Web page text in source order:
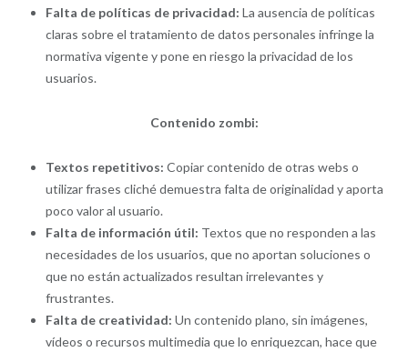
Falta de políticas de privacidad: La ausencia de políticas
claras sobre el tratamiento de datos personales infringe la
normativa vigente y pone en riesgo la privacidad de los
usuarios.
Contenido zombi:
Textos repetitivos: Copiar contenido de otras webs o
utilizar frases cliché demuestra falta de originalidad y aporta
poco valor al usuario.
Falta de información útil: Textos que no responden a las
necesidades de los usuarios, que no aportan soluciones o
que no están actualizados resultan irrelevantes y
frustrantes.
Falta de creatividad: Un contenido plano, sin imágenes,
vídeos o recursos multimedia que lo enriquezcan, hace que